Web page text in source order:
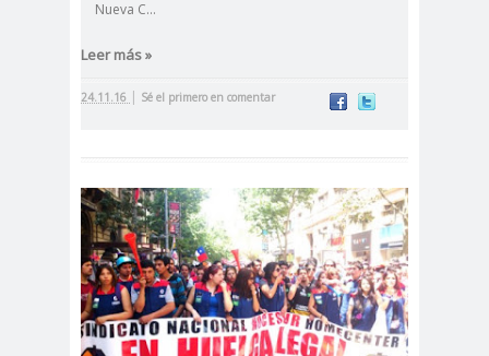
camarógraf
os
reporteros gráficos
Camilo
Henríquez
campañ
canal
13
canales de
televisión
Canales de
TV
cantaut
or
capacitaci
ón
Carabiner
os
Nueva C...
Leer más »
24.11.16 | Sé el primero en comentar